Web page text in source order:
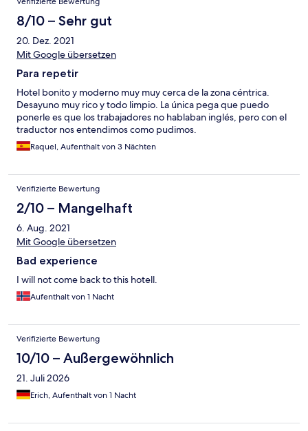
8/10 – Sehr gut
20. Dez. 2021
Mit Google übersetzen
Para repetir
Hotel bonito y moderno muy muy cerca de la zona céntrica.
Desayuno muy rico y todo limpio. La única pega que puedo
ponerle es que los trabajadores no hablaban inglés, pero con el
traductor nos entendimos como pudimos.
Raquel, Aufenthalt von 3 Nächten
Verifizierte Bewertung
2/10 – Mangelhaft
6. Aug. 2021
Mit Google übersetzen
Bad experience
I will not come back to this hotell.
Aufenthalt von 1 Nacht
Verifizierte Bewertung
10/10 – Außergewöhnlich
21. Juli 2026
Erich, Aufenthalt von 1 Nacht